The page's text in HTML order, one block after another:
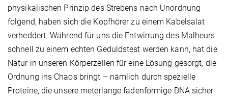
physikalischen Prinzip des Strebens nach Unordnung
folgend, haben sich die Kopfhörer zu einem Kabelsalat
verheddert. Während für uns die Entwirrung des Malheurs
schnell zu einem echten Geduldstest werden kann, hat die
Natur in unseren Körperzellen für eine Lösung gesorgt, die
Ordnung ins Chaos bringt – nämlich durch spezielle
Proteine, die unsere meterlange fadenförmige DNA sicher